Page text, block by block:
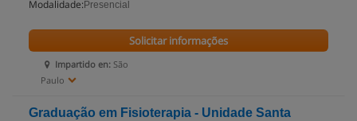
Modalidade: Presencial
Impartido en: São
Paulo
Solicitar informações
Graduação em Fisioterapia - Unidade Santa